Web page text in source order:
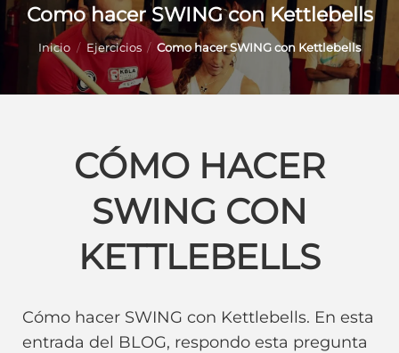
Como hacer SWING con Kettlebells
Inicio / Ejercicios / Como hacer SWING con Kettlebells
CÓMO HACER
SWING CON
KETTLEBELLS
Cómo hacer SWING con Kettlebells. En esta
entrada del BLOG, respondo esta pregunta